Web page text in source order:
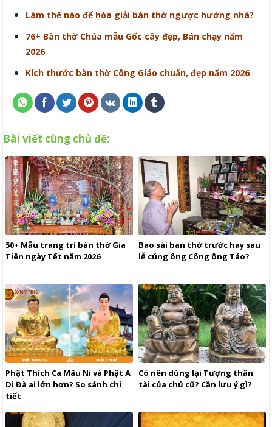
Làm thế nào để hóa giải bàn thờ ngược hướng nhà?
76+ Bàn thờ Chúa mẫu Gốc cây đẹp, Bán chạy năm
2026
Kích thước bàn thờ Công Giáo chuẩn, đẹp năm 2026
Bài viết cùng chủ đề:
50+ Mẫu trang trí bàn thờ Gia
Tiên ngày Tết năm 2026
Bao sái ban thờ trước hay sau
lễ cúng ông Công ông Táo?
Phật Thích Ca Mâu Ni và Phật A
Di Đà ai lớn hơn? So sánh chi
tiết
Có nên dùng lại Tượng thần
tài của chủ cũ? Cần lưu ý gì?